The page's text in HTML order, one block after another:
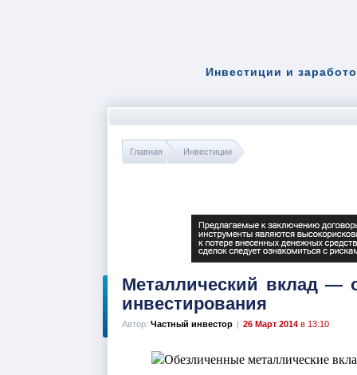
Инвестиции и
Главная Инвестиции
Металлический вклад —
инвестирования
Автор: Частный инвестор | 26 Март 2014 в 13:10